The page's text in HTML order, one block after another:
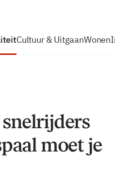
Cultuur & UitgaanWonen
moet je